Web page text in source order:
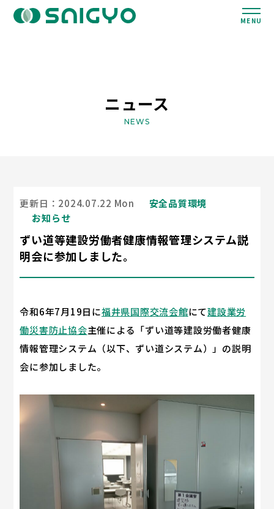
MENU
ニュース
NEWS
更新日：2024.07.22 Mon
安全品質環境
お知らせ
ずい道等建設労働者健康情報管理システム説
明会に参加しました。
令和6年7月19日に福井県国際交流会館にて建設業労
働災害防止協会主催による「ずい道等建設労働者健康
情報管理システム（以下、ずい道システム）」の説明
会に参加しました。